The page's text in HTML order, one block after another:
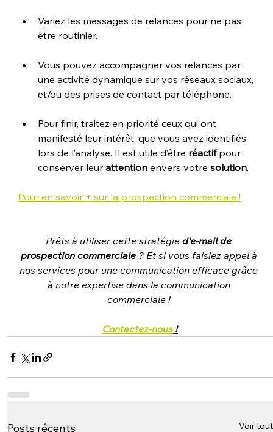
Variez les messages de relances pour ne pas
être routinier.
Vous pouvez accompagner vos relances par
une activité dynamique sur vos réseaux sociaux,
et/ou des prises de contact par téléphone.
Pour finir, traitez en priorité ceux qui ont
manifesté leur intérêt, que vous avez identifiés
lors de l’analyse. Il est utile d’être réactif pour
conserver leur attention envers votre solution.
Pour en savoir + sur la prospection commerciale !
Prêts à utiliser cette stratégie d’e-mail de
prospection commerciale ? Et si vous faisiez appel à
nos services pour une communication efficace grâce
à notre expertise dans la communication
commerciale !
Contactez-nous !
Posts récents Voir tout